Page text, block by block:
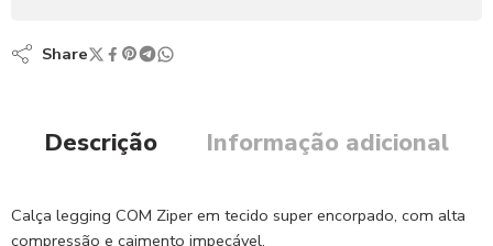
Share
Descrição Informação adicional
Calça legging COM Ziper em tecido super encorpado, com alta
compressão e caimento impecável.